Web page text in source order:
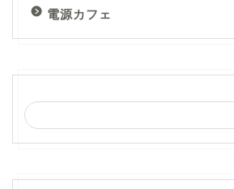
電源カフェ